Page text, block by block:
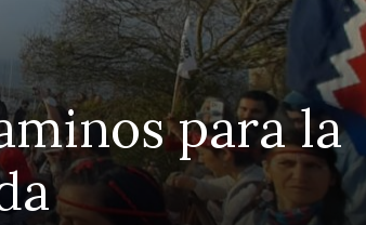
para la